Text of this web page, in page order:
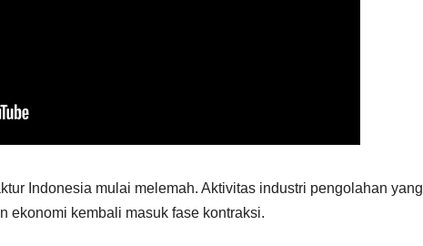
Indonesia mulai melemah. Aktivitas industri pengolahan yang
ekonomi kembali masuk fase kontraksi.